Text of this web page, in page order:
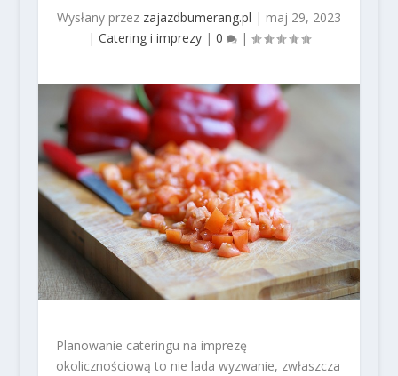
Wysłany przez zajazdbumerang.pl | maj 29, 2023
| Catering i imprezy| 0 |
Planowanie cateringu na imprezę
okolicznościową to nie lada wyzwanie, zwłaszcza